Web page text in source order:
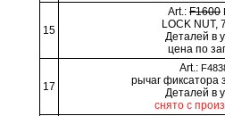
15
Art.: F1600
LOCK NUT,
Деталей в
цена по
17
Art.:
рычаг фиксатора
Деталей в
снято с